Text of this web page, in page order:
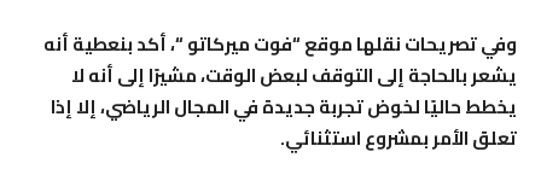
وفي تصريحات نقلها موقع “فوت ميركاتو “، أكد بنعطية أنه
يشعر بالحاجة إلى التوقف لبعض الوقت، مشيرًا إلى أنه لا
يخطط حاليًا لخوض تجربة جديدة في المجال الرياضي، إلا إذا
تعلق الأمر بمشروع استثنائي.